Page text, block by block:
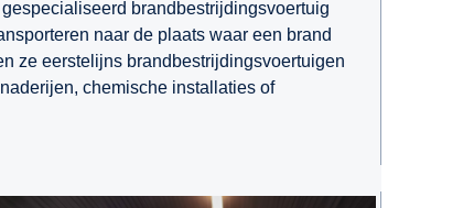
brandbestrijdingsvoertuig
naar de plaats waar een brand
ze eerstelijns brandbestrijdingsvoertuigen
chemische installaties of